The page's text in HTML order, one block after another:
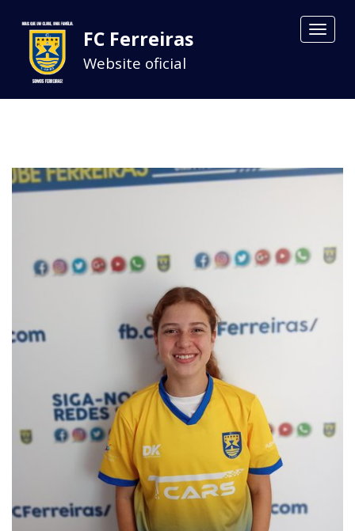
Toggle
FC Ferreiras
Website oficial